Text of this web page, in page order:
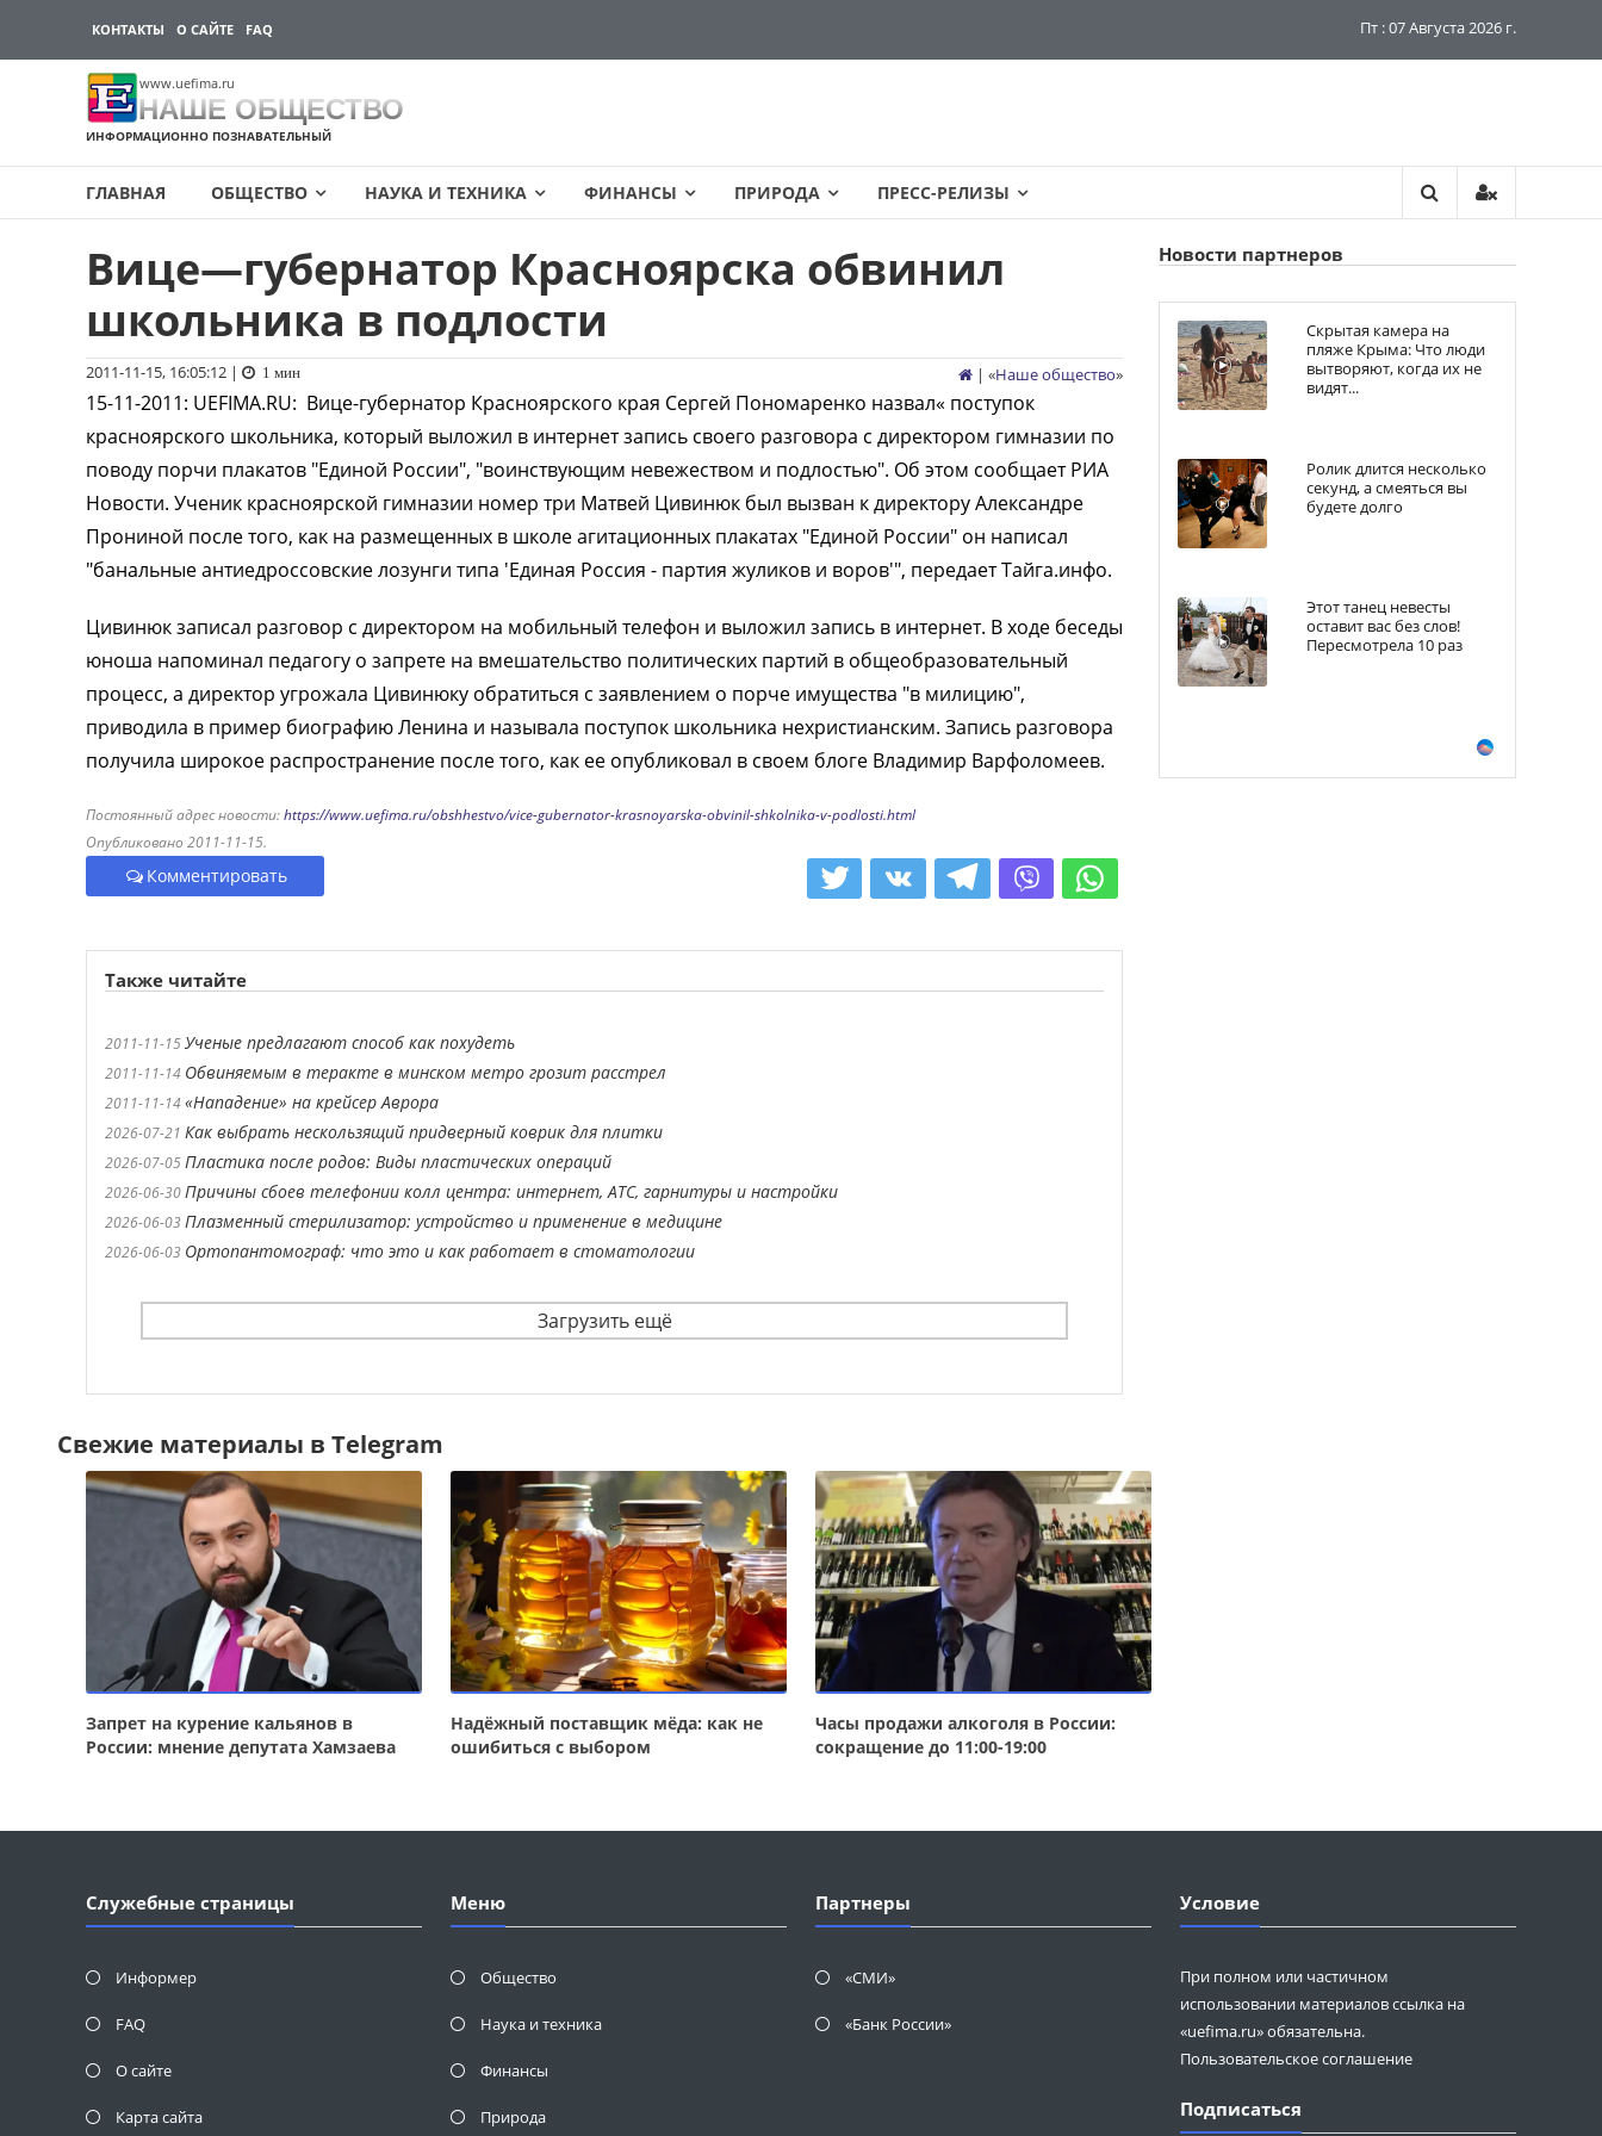
КОНТАКТЫ О САЙТЕ FAQ Пт : 07 Августа 2026 г.
www.uefima.ru
НАШЕ ОБЩЕСТВО
ИНФОРМАЦИОННО ПОЗНАВАТЕЛЬНЫЙ
ГЛАВНАЯ ОБЩЕСТВО НАУКА И ТЕХНИКА ФИНАНСЫ ПРИРОДА ПРЕСС-РЕЛИЗЫ
содержимому
Вице—губернатор Красноярска обвинил
школьника в подлости
2011-11-15, 16:05:12 | 1 мин | «Наше общество»
15-11-2011: UEFIMA.RU: Вице-губернатор Красноярского края Сергей Пономаренко назвал« поступок
красноярского школьника, который выложил в интернет запись своего разговора с директором гимназии по
поводу порчи плакатов "Единой России", "воинствующим невежеством и подлостью". Об этом сообщает РИА
Новости. Ученик красноярской гимназии номер три Матвей Цивинюк был вызван к директору Александре
Прониной после того, как на размещенных в школе агитационных плакатах "Единой России" он написал
"банальные антиедроссовские лозунги типа 'Единая Россия - партия жуликов и воров'", передает Тайга.инфо.
Цивинюк записал разговор с директором на мобильный телефон и выложил запись в интернет. В ходе беседы
юноша напоминал педагогу о запрете на вмешательство политических партий в общеобразовательный
процесс, а директор угрожала Цивинюку обратиться с заявлением о порче имущества "в милицию",
приводила в пример биографию Ленина и называла поступок школьника нехристианским. Запись разговора
получила широкое распространение после того, как ее опубликовал в своем блоге Владимир Варфоломеев.
Постоянный адрес новости:https://www.uefima.ru/obshhestvo/vice-gubernator-krasnoyarska-obvinil-shkolnika-v-podlosti.html
Опубликовано 2011-11-15.
Комментировать
Также читайте
2011-11-15Ученые предлагают способ как похудеть
2011-11-14 Обвиняемым в теракте в минском метро грозит расстрел
2011-11-14«Нападение» на крейсер Аврора
2026-07-21 Как выбрать нескользящий придверный коврик для плитки
2026-07-05Пластика после родов: Виды пластических операций
2026-06-30Причины сбоев телефонии колл центра: интернет, АТС, гарнитуры и настройки
2026-06-03Плазменный стерилизатор: устройство и применение в медицине
2026-06-03 Ортопантомограф: что это и как работает в стоматологии
Загрузить ещё
Свежие материалы в Telegram
Запрет на курение кальянов в
России: мнение депутата Хамзаева
Надёжный поставщик мёда: как не
ошибиться с выбором
Часы продажи алкоголя в России:
сокращение до 11:00-19:00
Новости партнеров
Скрытая камера на
пляже Крыма: Что люди
вытворяют, когда их не
видят...
Ролик длится несколько
секунд, а смеяться вы
будете долго
Этот танец невесты
оставит вас без слов!
Пересмотрела 10 раз
Служебные страницы
Информер
FAQ
О сайте
Карта сайта
Меню
Общество
Наука и техника
Финансы
Природа
Партнеры
«СМИ»
«Банк России»
Условие
При полном или частичном
использовании материалов ссылка на
«uefima.ru» обязательна.
Пользовательское соглашение
Подписаться